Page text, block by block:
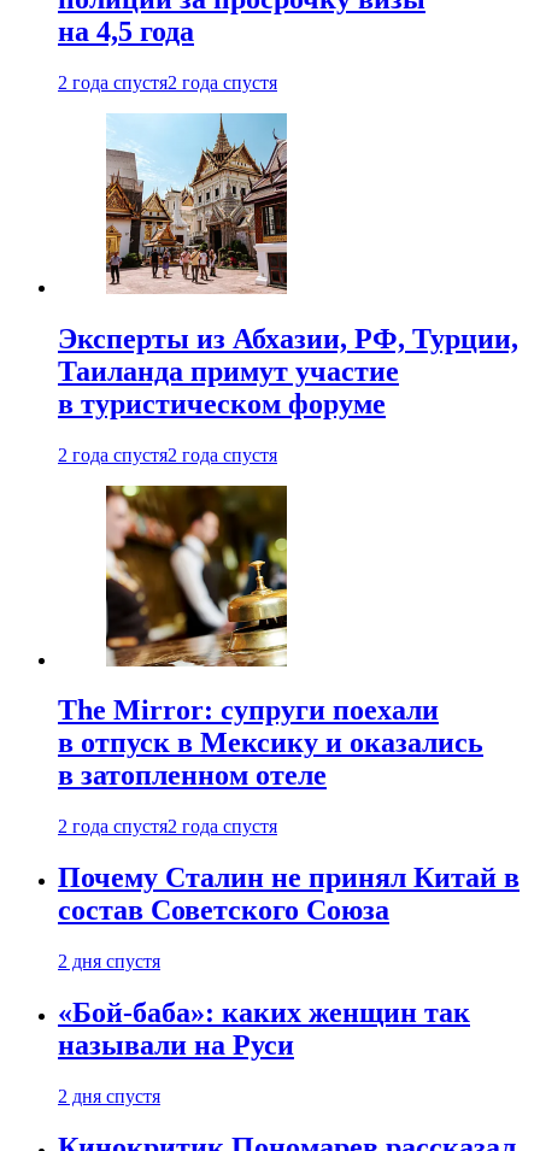
на 4,5 года
2 года спустя2 года спустя
Эксперты из Абхазии, РФ, Турции,
Таиланда примут участие
в туристическом форуме
2 года спустя2 года спустя
The Mirror: супруги поехали
в отпуск в Мексику и оказались
в затопленном отеле
2 года спустя2 года спустя
Почему Сталин не принял Китай в
состав Советского Союза
2 дня спустя
«Бой-баба»: каких женщин так
называли на Руси
2 дня спустя